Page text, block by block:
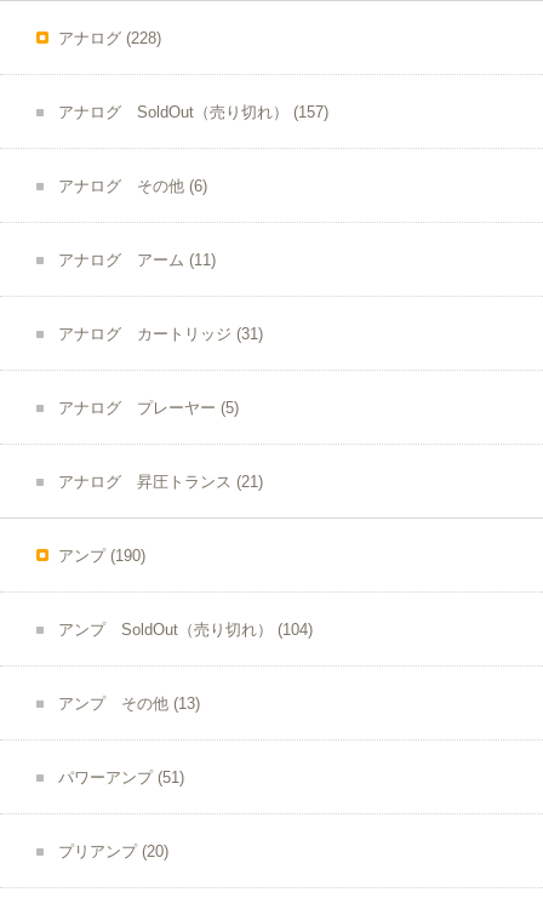
アナログ (228)
アナログ SoldOut（売り切れ） (157)
アナログ その他 (6)
アナログ アーム (11)
アナログ カートリッジ (31)
アナログ プレーヤー (5)
アナログ 昇圧トランス (21)
アンプ (190)
アンプ SoldOut（売り切れ） (104)
アンプ その他 (13)
パワーアンプ (51)
プリアンプ (20)